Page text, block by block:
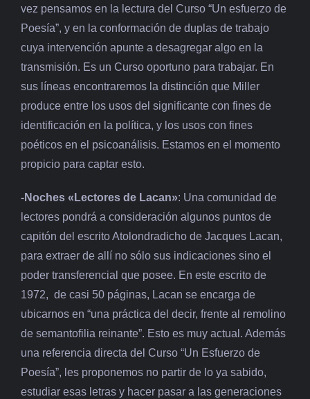
vez pensamos en la lectura del Curso “Un esfuerzo de
Poesía”, y en la conformación de duplas de trabajo
cuya intervención apunte a desagregar algo en la
transmisión. Es un Curso oportuno para trabajar. En
sus líneas encontraremos la distinción que Miller
produce entre los usos del significante con fines de
identificación en la política, y los usos con fines
poéticos en el psicoanálisis. Estamos en el momento
propicio para captar esto.
-Noches «Lectores de Lacan»: Una comunidad de
lectores pondrá a consideración algunos puntos de
capitón del escrito Atolondradicho de Jacques Lacan,
para extraer de allí no sólo sus indicaciones sino el
poder transferencial que posee. En este escrito de
1972, de casi 50 páginas, Lacan se encarga de
ubicarnos en “una práctica del decir, frente al remolino
de semantofilia reinante”. Esto es muy actual. Además
una referencia directa del Curso “Un Esfuerzo de
Poesía”, les proponemos no partir de lo ya sabido,
estudiar esas letras y hacer pasar a las generaciones